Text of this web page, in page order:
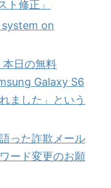
ト修正」
on
日の無料
Galaxy S6
ました」という
った詐欺メール
ード変更のお願